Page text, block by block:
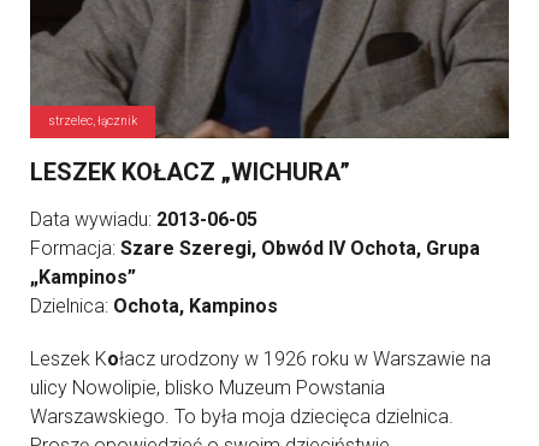
strzelec, łącznik
LESZEK KOŁACZ „WICHURA”
Data wywiadu: 2013-06-05
Formacja: Szare Szeregi, Obwód IV Ochota, Grupa
„Kampinos”
Dzielnica: Ochota, Kampinos
Leszek Kołacz urodzony w 1926 roku w Warszawie na
ulicy Nowolipie, blisko Muzeum Powstania
Warszawskiego. To była moja dziecięca dzielnica.